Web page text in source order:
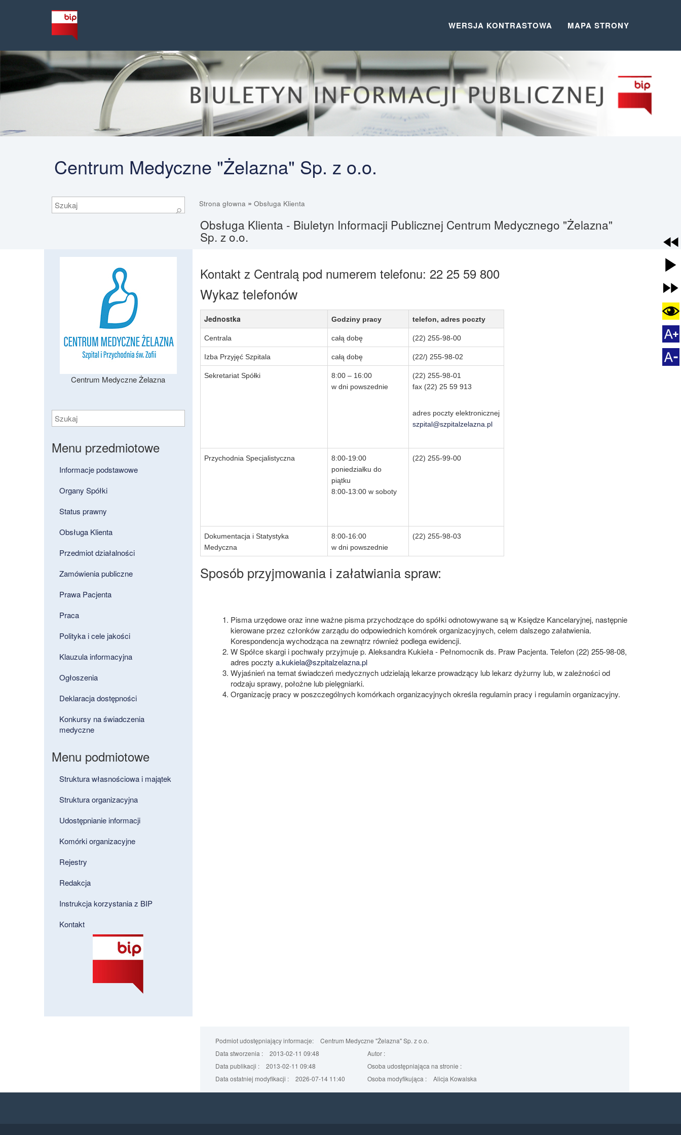
WERSJA KONTRASTOWA MAPA STRONY
Centrum Medyczne "Żelazna" Sp. z o.o.
Szukaj
⚲
Strona głowna » Obsługa Klienta
Obsługa Klienta - Biuletyn Informacji Publicznej Centrum Medycznego "Żelazna"
Sp. z o.o.
Centrum Medyczne Żelazna
Menu przedmiotowe
Informacje podstawowe
Organy Spółki
Status prawny
Obsługa Klienta
Przedmiot działalności
Zamówienia publiczne
Prawa Pacjenta
Praca
Polityka i cele jakości
Klauzula informacyjna
Ogłoszenia
Deklaracja dostępności
Konkursy na świadczenia
medyczne
Menu podmiotowe
Struktura własnościowa i majątek
Struktura organizacyjna
Udostępnianie informacji
Komórki organizacyjne
Rejestry
Redakcja
Instrukcja korzystania z BIP
Kontakt
Kontakt z Centralą pod numerem telefonu: 22 25 59 800
Wykaz telefonów
Jednostka Godziny pracy telefon, adres poczty
Centrala całą dobę (22) 255-98-00
Izba Przyjęć Szpitala całą dobę (22/) 255-98-02
Sekretariat Spółki
8:00 – 16:00
w dni powszednie
(22) 255-98-01
fax (22) 25 59 913
adres poczty elektronicznej
szpital@szpitalzelazna.pl
Przychodnia Specjalistyczna
8:00-19:00
poniedziałku do
piątku
8:00-13:00 w soboty
(22) 255-99-00
Dokumentacja i Statystyka
Medyczna
8:00-16:00
w dni powszednie
(22) 255-98-03
Sposób przyjmowania i załatwiania spraw:
Pisma urzędowe oraz inne ważne pisma przychodzące do spółki odnotowywane są w Księdze Kancelaryjnej, następnie
kierowane przez członków zarządu do odpowiednich komórek organizacyjnych, celem dalszego załatwienia.
Korespondencja wychodząca na zewnątrz również podlega ewidencji.
W Spółce skargi i pochwały przyjmuje p. Aleksandra Kukieła - Pełnomocnik ds. Praw Pacjenta. Telefon (22) 255-98-08,
adres poczty a.kukiela@szpitalzelazna.pl
Wyjaśnień na temat świadczeń medycznych udzielają lekarze prowadzący lub lekarz dyżurny lub, w zależności od
rodzaju sprawy, położne lub pielęgniarki.
Organizację pracy w poszczególnych komórkach organizacyjnych określa regulamin pracy i regulamin organizacyjny.
Podmiot udostępniający informacje:
Centrum Medyczne "Żelazna" Sp. z o.o.
Data stworzenia :
2013-02-11 09:48
Autor :
Data publikacji :
2013-02-11 09:48
Osoba udostępniająca na stronie :
Data ostatniej modyfikacji :
2026-07-14 11:40 Osoba modyfikująca : Alicja Kowalska